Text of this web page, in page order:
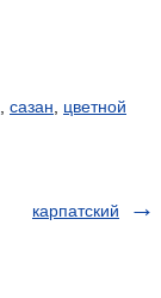
сазан
цветной
карпатский